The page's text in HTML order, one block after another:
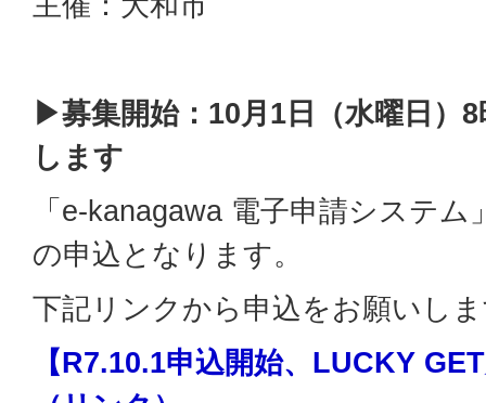
▶募集開始：10月1日（水曜日）
します
「e-kanagawa 電子申請システ
の申込となります。
下記リンクから申込をお願いし
【R7.10.1申込開始、LUCKY